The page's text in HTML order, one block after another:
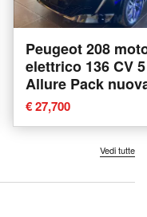
Peugeot 208
elettrico 136 CV
Allure Pack
Villorba
€ 27,700
Vedi tutte